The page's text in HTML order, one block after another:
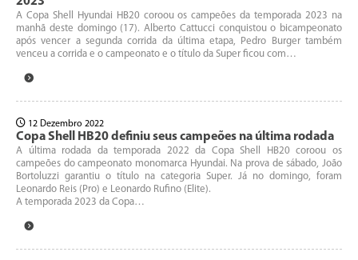
A Copa Shell Hyundai HB20 coroou os campeões da temporada 2023 na
manhã deste domingo (17). Alberto Cattucci conquistou o bicampeonato
após vencer a segunda corrida da última etapa, Pedro Burger também
venceu a corrida e o campeonato e o título da Super ficou com…
12 Dezembro 2022
Copa Shell HB20 definiu seus campeões na última rodada
A última rodada da temporada 2022 da Copa Shell HB20 coroou os
campeões do campeonato monomarca Hyundai. Na prova de sábado, João
Bortoluzzi garantiu o título na categoria Super. Já no domingo, foram
Leonardo Reis (Pro) e Leonardo Rufino (Elite).
A temporada 2023 da Copa…